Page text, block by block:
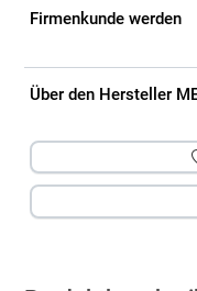
Firmenkunde werden
Über den Hersteller